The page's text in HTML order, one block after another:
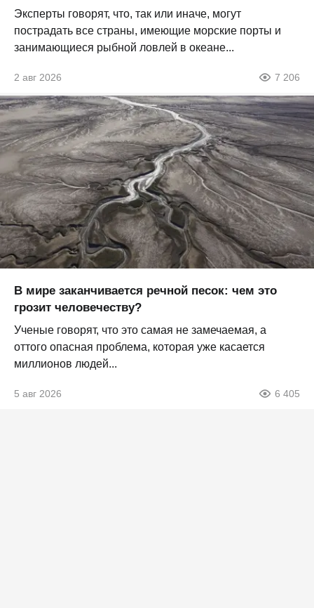
Эксперты говорят, что, так или иначе, могут
пострадать все страны, имеющие морские порты и
занимающиеся рыбной ловлей в океане...
2 авг 2026 7 206
В мире заканчивается речной песок: чем это
грозит человечеству?
Ученые говорят, что это самая не замечаемая, а
оттого опасная проблема, которая уже касается
миллионов людей...
5 авг 2026 6 405